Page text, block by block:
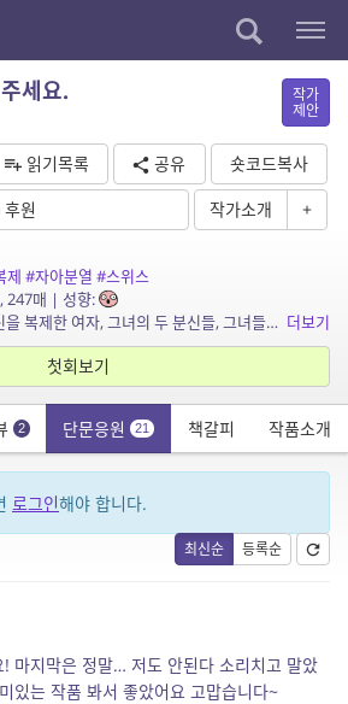
세요. 작가
제안
읽기목록 공유
숏코드복사
후원
작가소개 +
제 #자아분열 #스위스
247매 | 성향:
소개: 육아가 힘들어 자신을 복제한 여자, 그녀의 두 분신들, 그녀들의 남편, 네 사람의 이야기. 더보기
첫회보기
2 단문응원 21 책갈피 작품소개
로그인해야 합니다.
최신순 등록순
! 마지막은 정말… 저도 안된다 소리치고 말았
있는 작품 봐서 좋았어요 고맙습니다~